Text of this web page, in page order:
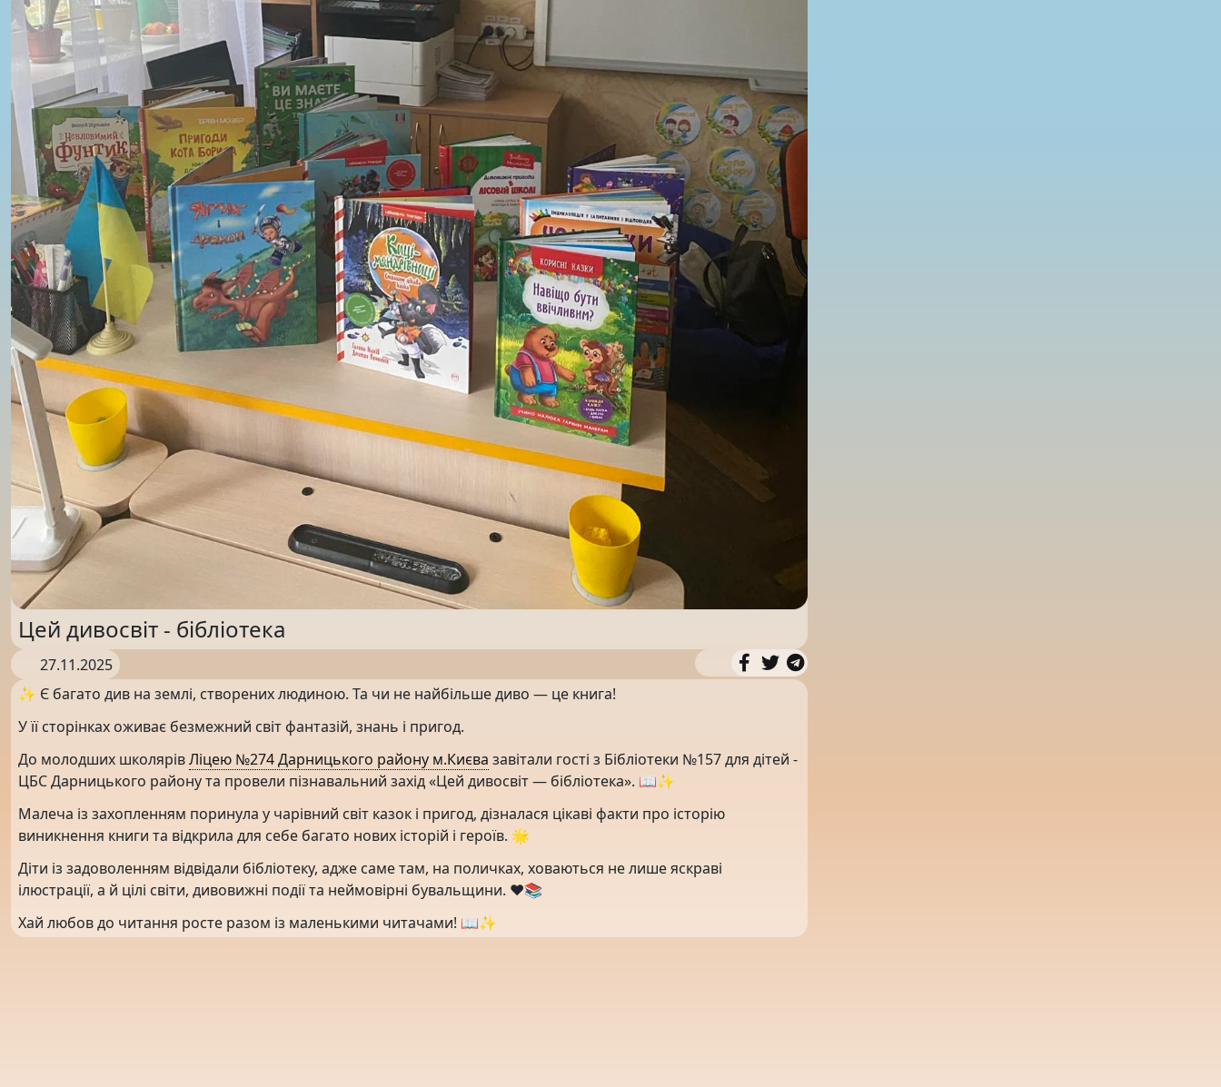
Цей дивосвіт - бібліотека
27.11.2025
✨ Є багато див на землі, створених людиною. Та чи не найбільше диво — це книга!
У її сторінках оживає безмежний світ фантазій, знань і пригод.
До молодших школярівЛіцею №274 Дарницького району м.Києва завітали гості з Бібліотеки №157 для дітей -
ЦБС Дарницького району та провели пізнавальний захід «Цей дивосвіт — бібліотека». 📖✨
Малеча із захопленням поринула у чарівний світ казок і пригод, дізналася цікаві факти про історію
виникнення книги та відкрила для себе багато нових історій і героїв. 🌟
Діти із задоволенням відвідали бібліотеку, адже саме там, на поличках, ховаються не лише яскраві
ілюстрації, а й цілі світи, дивовижні події та неймовірні бувальщини. ❤️📚
Хай любов до читання росте разом із маленькими читачами! 📖✨